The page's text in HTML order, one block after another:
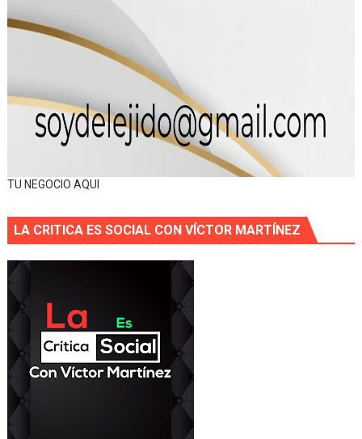
TU NEGOCIO AQUI
LA CRITICA ES SOCIAL CON VÍCTOR MARTÍNEZ